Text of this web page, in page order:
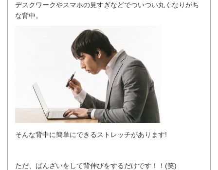
デスクワークやスマホの見すぎなどでついつい丸くなりがち
な背中。
そんな背中に簡単にできるストレッチがあります!
ただ、ばんざいをして背伸びをするだけです！！(笑)